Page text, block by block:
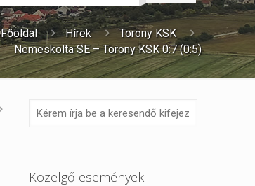
Főoldal Hírek
Torony KSK
Nemeskolta SE – Torony KSK 0:7 (0:5)
Közelgő események